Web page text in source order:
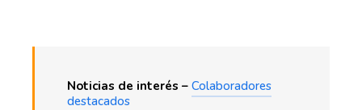
Noticias de interés – Colaboradores
destacados